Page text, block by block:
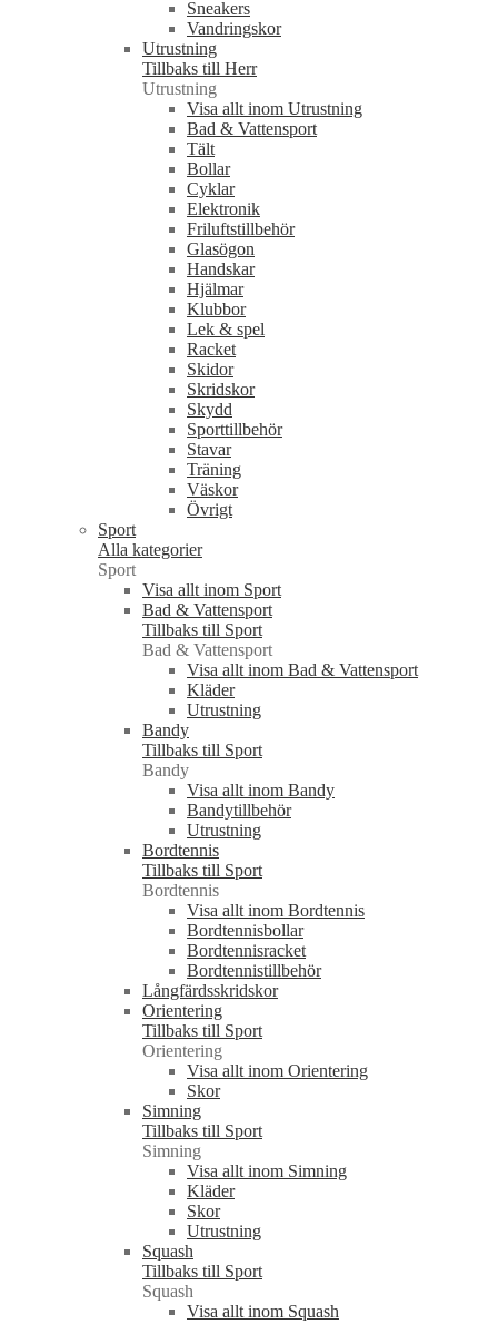
Sneakers
Vandringskor
Utrustning
Tillbaks till Herr
Utrustning
Visa allt inom Utrustning
Bad & Vattensport
Tält
Bollar
Cyklar
Elektronik
Friluftstillbehör
Glasögon
Handskar
Hjälmar
Klubbor
Lek & spel
Racket
Skidor
Skridskor
Skydd
Sporttillbehör
Stavar
Träning
Väskor
Övrigt
Sport
Alla kategorier
Sport
Visa allt inom Sport
Bad & Vattensport
Tillbaks till Sport
Bad & Vattensport
Visa allt inom Bad & Vattensport
Kläder
Utrustning
Bandy
Tillbaks till Sport
Bandy
Visa allt inom Bandy
Bandytillbehör
Utrustning
Bordtennis
Tillbaks till Sport
Bordtennis
Visa allt inom Bordtennis
Bordtennisbollar
Bordtennisracket
Bordtennistillbehör
Långfärdsskridskor
Orientering
Tillbaks till Sport
Orientering
Visa allt inom Orientering
Skor
Simning
Tillbaks till Sport
Simning
Visa allt inom Simning
Kläder
Skor
Utrustning
Squash
Tillbaks till Sport
Squash
Visa allt inom Squash